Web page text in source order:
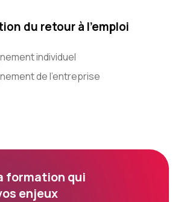
du retour à l'emploi
individuel
de l'entreprise
formation qui
enjeux